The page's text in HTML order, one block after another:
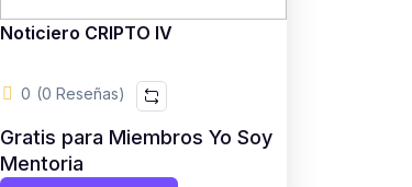
Noticiero CRIPTO IV
0 (0 Reseñas)
Gratis para Miembros Yo Soy
Mentoria